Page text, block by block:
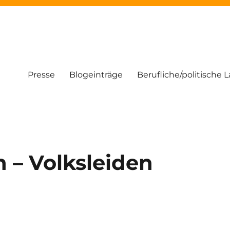
Presse Blogeinträge Berufliche/politische
– Volksleiden